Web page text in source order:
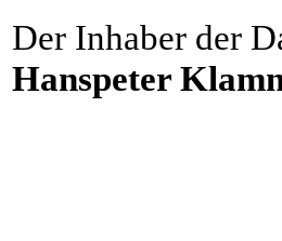
Der Inhaber der
Hanspeter